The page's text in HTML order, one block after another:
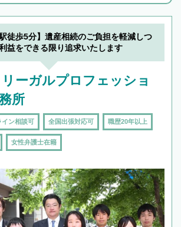
のみならず相続をトータルで任せることが
ます。また、相続は感情がからむ分野なの
ィーリングも重要です。実際に電話や面談
数の弁護士と会話をしてウマが合う方に依
徒歩5分】遺産相続のご負担を軽減しつ
益をできる限り追求いたします
ーガルプロフェッショ
所
イン相談可 全国出張対応可 職歴20年以上
女性弁護士在籍